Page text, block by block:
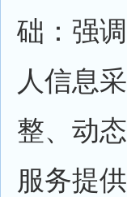
础：强
人信息
整、动
服务提